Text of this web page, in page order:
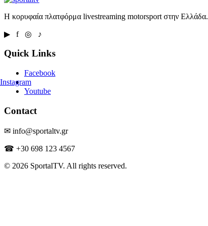
Η κορυφαία πλατφόρμα livestreaming motorsport στην Ελλάδα.
▶ f ◎ ♪
Quick Links
Facebook
Instagram
Youtube
Contact
✉ info@sportaltv.gr
☎ +30 698 123 4567
© 2026 SportalTV. All rights reserved.